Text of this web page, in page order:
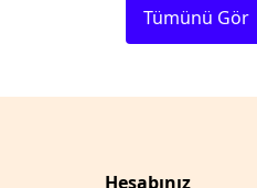
Tümünü Gör
Hesabınız